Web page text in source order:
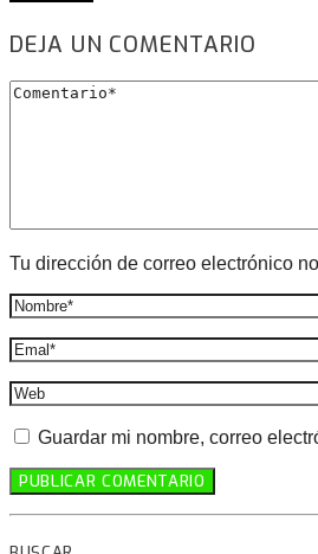
DEJA UN COMENTARIO
Tu dirección de correo electrónico
Guardar mi nombre, correo